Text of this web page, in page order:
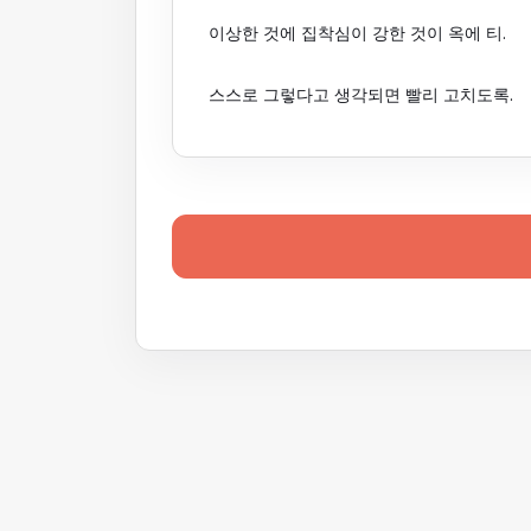
이상한 것에 집착심이 강한 것이 옥에 티.
스스로 그렇다고 생각되면 빨리 고치도록.